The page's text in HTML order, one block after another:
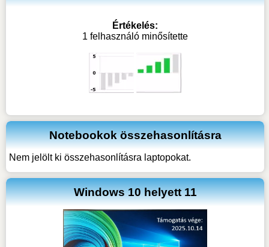
Értékelés:
1 felhasználó minősítette
Notebookok összehasonlításra
Nem jelölt ki összehasonlításra laptopokat.
Windows 10 helyett 11